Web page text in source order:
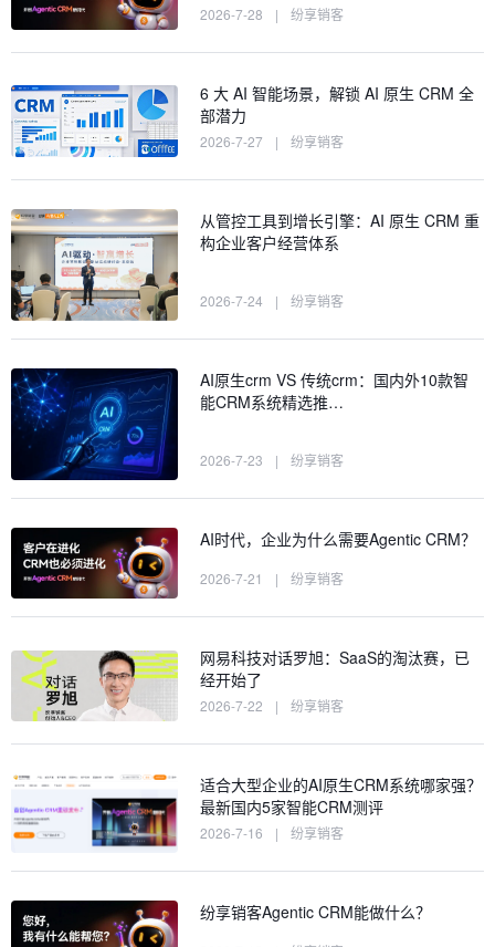
2026-7-28 | 纷享销客
6 大 AI 智能场景，解锁 AI 原生 CRM 全
部潜力
2026-7-27 | 纷享销客
从管控工具到增长引擎：AI 原生 CRM 重
构企业客户经营体系
2026-7-24 | 纷享销客
AI原生crm VS 传统crm：国内外10款智
能CRM系统精选推…
2026-7-23 | 纷享销客
AI时代，企业为什么需要Agentic CRM？
2026-7-21 | 纷享销客
网易科技对话罗旭：SaaS的淘汰赛，已
经开始了
2026-7-22 | 纷享销客
适合大型企业的AI原生CRM系统哪家强？
最新国内5家智能CRM测评
2026-7-16 | 纷享销客
纷享销客Agentic CRM能做什么？